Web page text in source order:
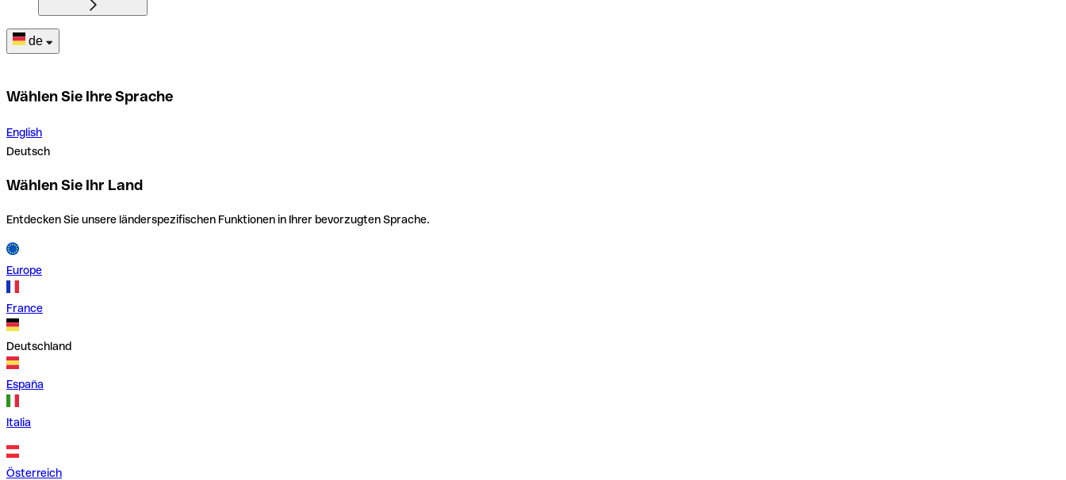
de
Wählen Sie Ihre Sprache
English
Deutsch
Wählen Sie Ihr Land
Entdecken Sie unsere länderspezifischen Funktionen in Ihrer bevorzugten Sprache.
Europe
France
Deutschland
España
Italia
Österreich